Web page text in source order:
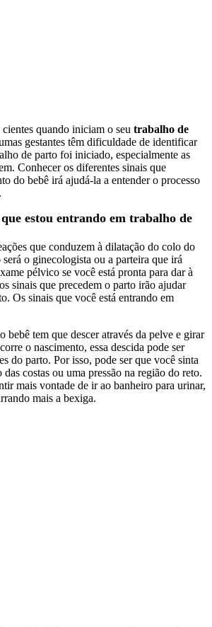
quando iniciam o seu trabalho de
gestantes têm dificuldade de identificar
de parto foi iniciado, especialmente as
Conhecer os diferentes sinais que
do bebê irá ajudá-la a entender o processo
estou entrando em trabalho de
que conduzem à dilatação do colo do
o ginecologista ou a parteira que irá
pélvico se você está pronta para dar à
sinais que precedem o parto irão ajudar
Os sinais que você está entrando em
bebê tem que descer através da pelve e girar
o nascimento, essa descida pode ser
do parto. Por isso, pode ser que você sinta
costas ou uma pressão na região do reto.
mais vontade de ir ao banheiro para urinar,
mais a bexiga.